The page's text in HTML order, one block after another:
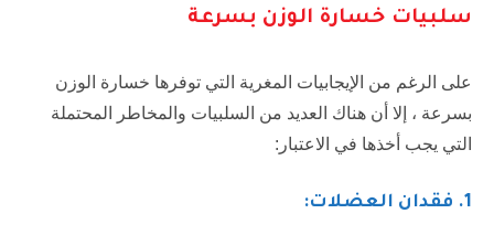
سلبيات خسارة الوزن بسرعة
على الرغم من الإيجابيات المغرية التي توفرها خسارة الوزن
بسرعة ، إلا أن هناك العديد من السلبيات والمخاطر المحتملة
التي يجب أخذها في الاعتبار:
1. فقدان العضلات: